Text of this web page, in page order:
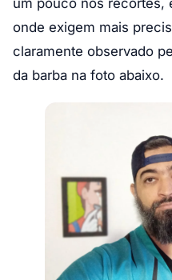
um pouco nos recortes,
onde exigem mais
claramente observado
da barba na foto abaixo.